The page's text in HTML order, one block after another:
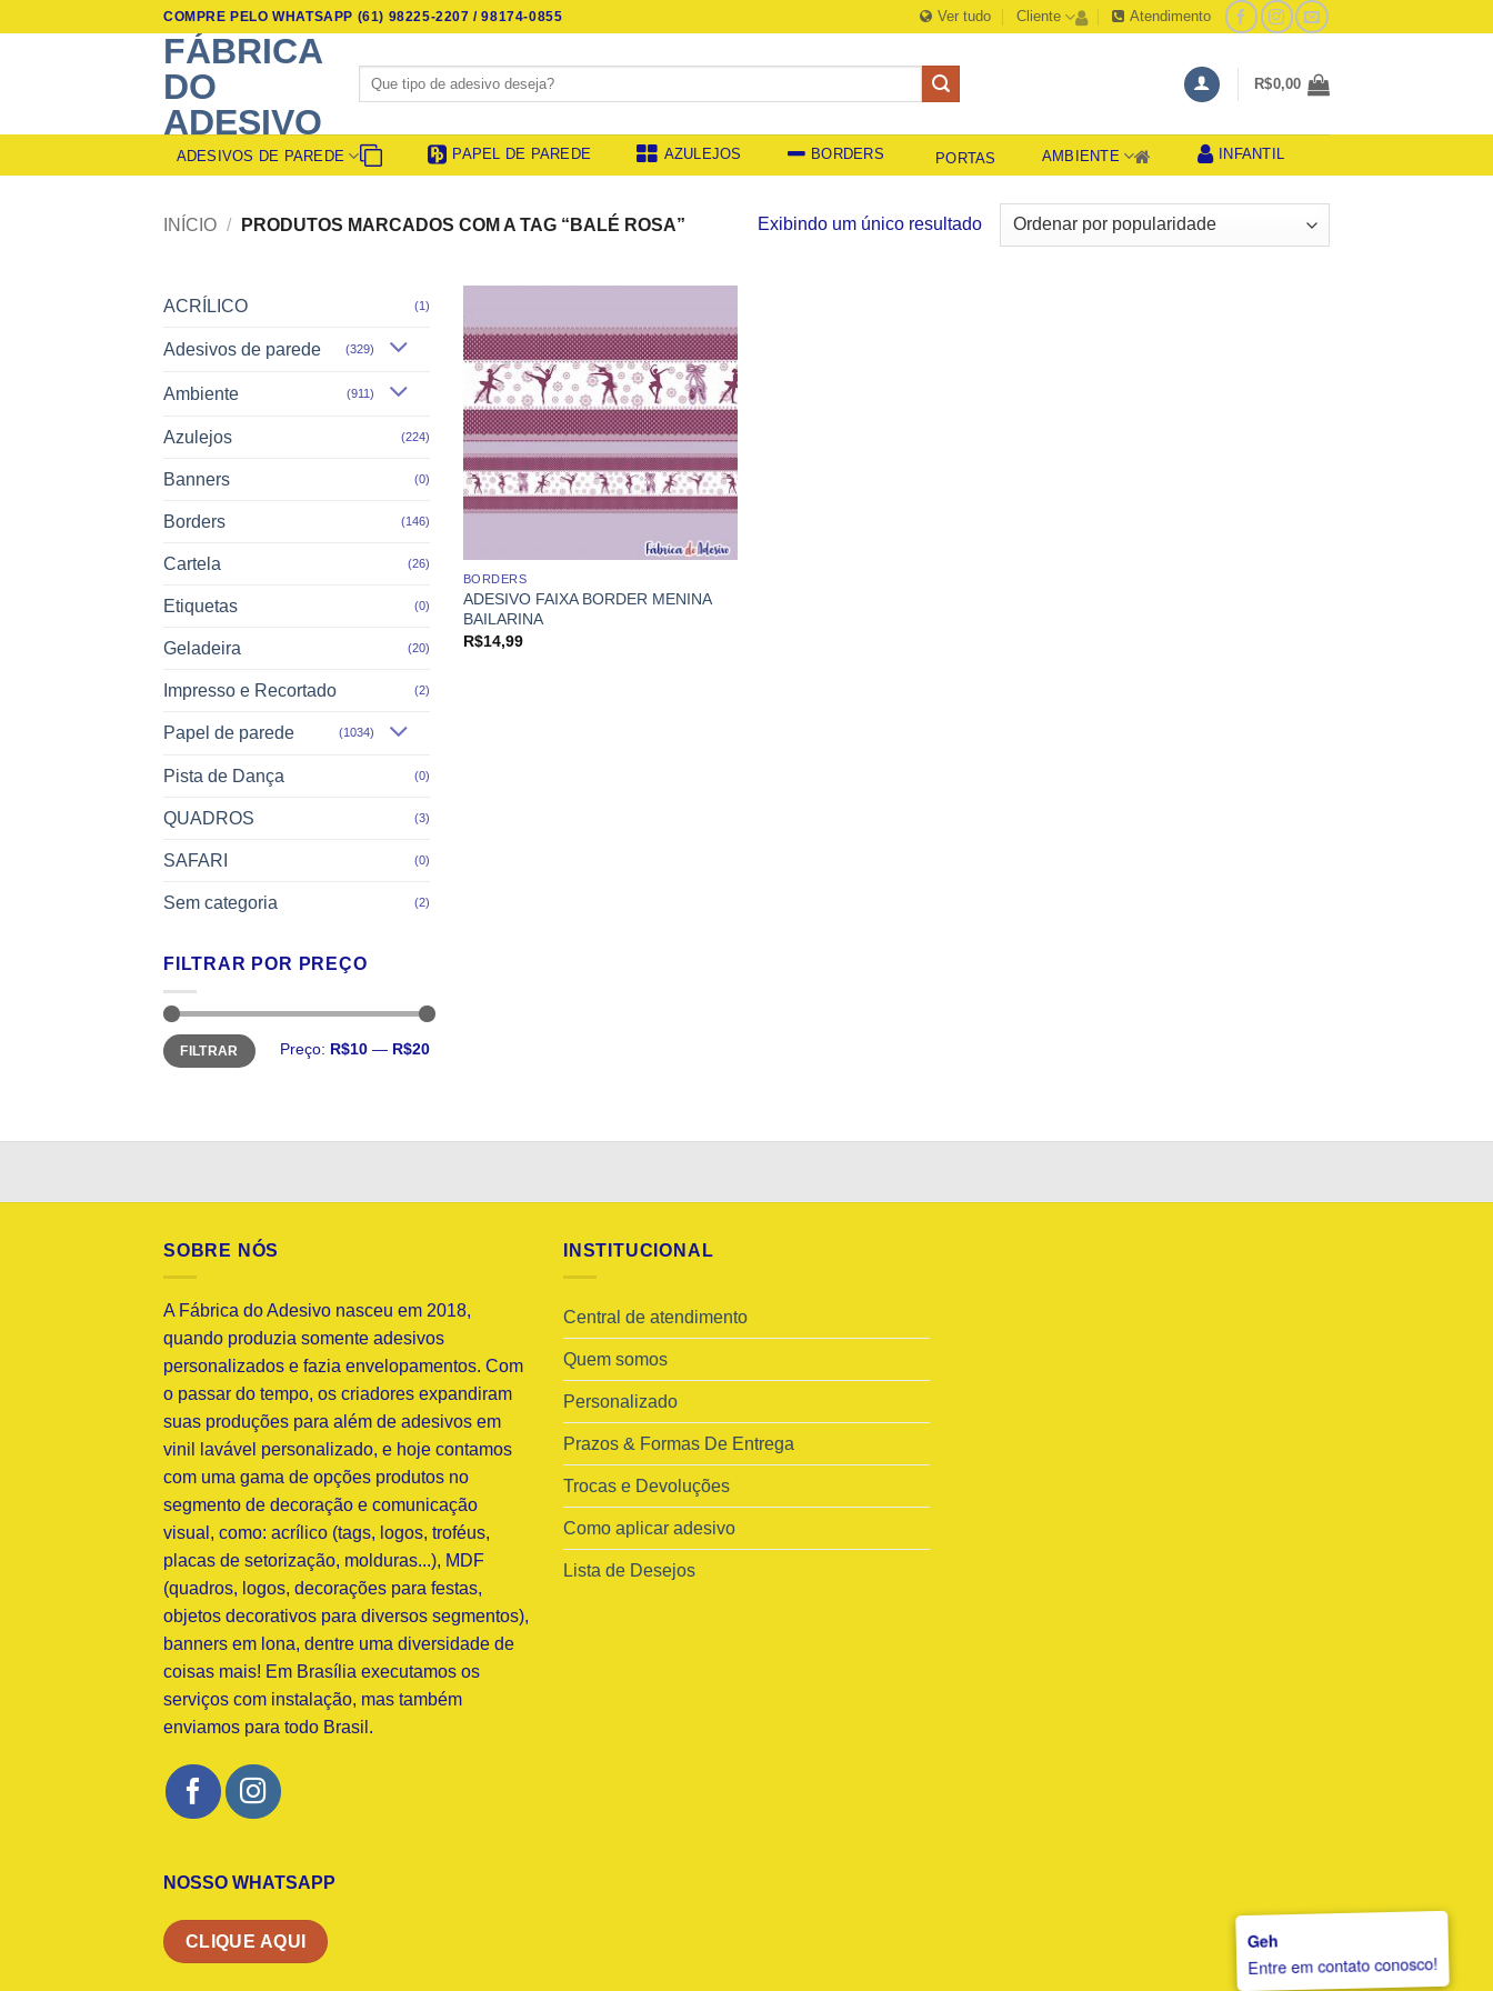
COMPRE PELO WHATSAPP (61) 98225-2207 / 98174-0855 Ver tudo Cliente Atendimento
FÁBRICA
DO
ADESIVO
Pesquisar
por:
R$0,00
ADESIVOS DE PAREDE PAPEL DE PAREDE AZULEJOS BORDERS PORTAS AMBIENTE INFANTIL
INÍCIO / PRODUTOS MARCADOS COM A TAG “BALÉ ROSA” Exibindo um único resultado
ACRÍLICO (1)
Adesivos de parede (329)
Ambiente (911)
Azulejos (224)
Banners (0)
Borders (146)
Cartela (26)
Etiquetas (0)
Geladeira (20)
Impresso e Recortado (2)
Papel de parede (1034)
Pista de Dança (0)
QUADROS (3)
SAFARI (0)
Sem categoria (2)
FILTRAR POR PREÇO
Preço
mínimo
Preço
máximo
FILTRAR Preço: R$10 — R$20
BORDERS
ADESIVO FAIXA BORDER MENINA
BAILARINA
R$14,99
Geh
Entre em contato conosco!
SOBRE NÓS
A Fábrica do Adesivo nasceu em 2018,
quando produzia somente adesivos
personalizados e fazia envelopamentos. Com
o passar do tempo, os criadores expandiram
suas produções para além de adesivos em
vinil lavável personalizado, e hoje contamos
com uma gama de opções produtos no
segmento de decoração e comunicação
visual, como: acrílico (tags, logos, troféus,
placas de setorização, molduras...), MDF
(quadros, logos, decorações para festas,
objetos decorativos para diversos segmentos),
banners em lona, dentre uma diversidade de
coisas mais! Em Brasília executamos os
serviços com instalação, mas também
enviamos para todo Brasil.
NOSSO WHATSAPP
CLIQUE AQUI
INSTITUCIONAL
Central de atendimento
Quem somos
Personalizado
Prazos & Formas De Entrega
Trocas e Devoluções
Como aplicar adesivo
Lista de Desejos